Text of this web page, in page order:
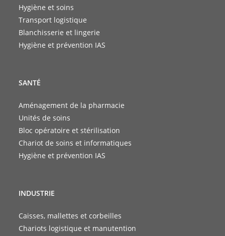
Hygiène et soins
Transport logistique
Blanchisserie et lingerie
Hygiène et prévention IAS
SANTÉ
Aménagement de la pharmacie
Unités de soins
Bloc opératoire et stérilisation
Chariot de soins et informatiques
Hygiène et prévention IAS
INDUSTRIE
Caisses, mallettes et corbeilles
Chariots logistique et manutention